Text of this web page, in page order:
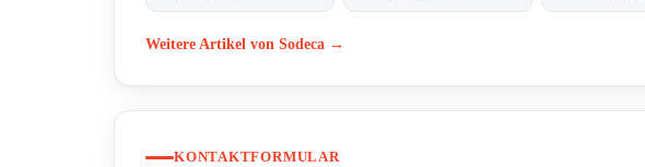
Weitere Artikel von Sodeca →
KONTAKTFORMULAR